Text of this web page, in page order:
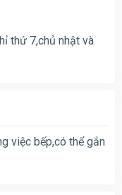
thứ 7,chủ nhật và
việc bếp,có thể gắn